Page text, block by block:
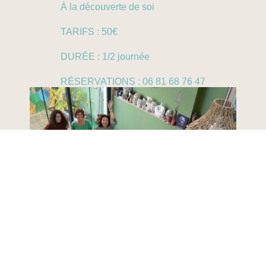
À la découverte de soi
TARIFS : 50€
DURÉE : 1/2 journée
RÉSERVATIONS : 06 81 68 76 47